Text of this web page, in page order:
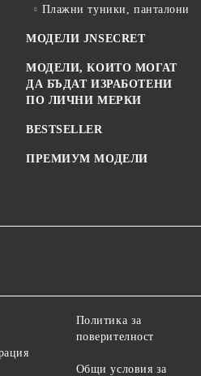
Плажни туники, панталони
МОДЕЛИ JNSECRET
МОДЕЛИ, КОИТО МОГАТ
ДА БЪДАТ ИЗРАБОТЕНИ
ПО ЛИЧНИ МЕРКИ
BESTSELLER
ПРЕМИУМ МОДЕЛИ
Политика за
поверителност
Общи условия за